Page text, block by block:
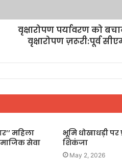
वृक्षारोपण पर्यावरण को
वृक्षारोपण ज़रूरी:पूर्व सीएम
महिला
सेवा
भूमि धोखाधड़ी
शिकंजा
May 2, 2026